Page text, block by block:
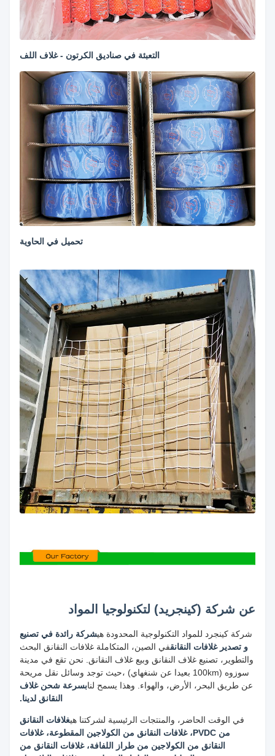
التعبئة في صناديق الكرتون - غلاف اللف
تحميل في الحاوية
عن شركة (كينجريد) لتكنولوجيا المواد
شركة كينجرد للمواد التكنولوجية المحدودة هيشركة رائدة في تصنيع
و تصدير غلافات النقانقفي الصين، المتكاملة غلافات النقانق البحث
والتطوير، تصنيع غلاف النقانق وبيع غلاف النقانق. نحن تقع في مدينة
سوزوه (100km بعيدا عن شنغهاي) ،حيث توجد وسائل نقل مريحة
عن طريق البحر، الأرض، والهواء. وهذا يسمح لنابسرعة شحن غلاف
النقانق لدينا.
في الوقت الحاضر، والمنتجات الرئيسية لشركتنا هيغلافات النقانق
من PVDC، غلافات النقانق من الكولاجين المقطوعة، غلافات
النقانق من الكولاجين من طراز اللفافة، غلافات النقانق من